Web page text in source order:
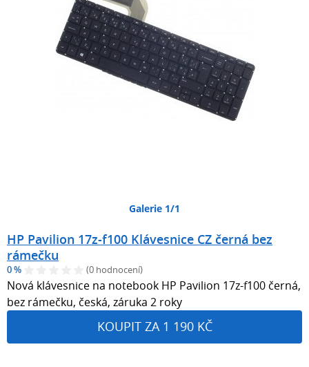
Galerie 1/1
HP Pavilion 17z-f100 Klávesnice CZ černá bez
rámečku
0 % (0 hodnocení)
Nová klávesnice na notebook HP Pavilion 17z-f100 černá,
bez rámečku, česká, záruka 2 roky
KOUPIT ZA 1 190 KČ